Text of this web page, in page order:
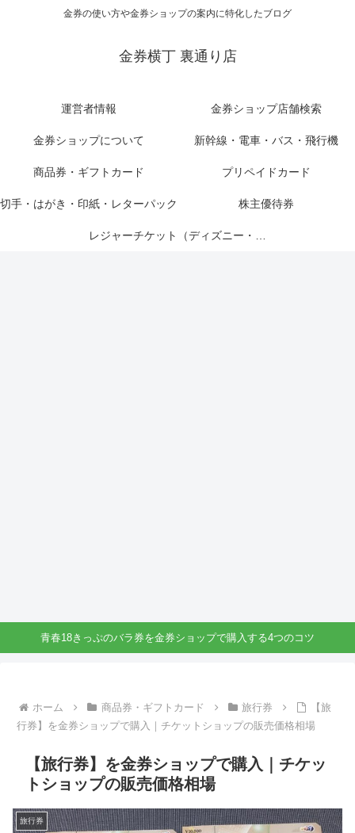
金券の使い方や金券ショップの案内に特化したブログ
金券横丁 裏通り店
運営者情報 金券ショップ店舗検索
金券ショップについて 新幹線・電車・バス・飛行機
商品券・ギフトカード プリペイドカード
切手・はがき・印紙・レターパック 株主優待券
レジャーチケット（ディズニー・USJ他）
青春18きっぷのバラ券を金券ショップで購入する4つのコツ
ホーム 商品券・ギフトカード 旅行券
【旅
行券】を金券ショップで購入｜チケットショップの販売価格相場
【旅行券】を金券ショップで購入｜チケッ
トショップの販売価格相場
旅行券